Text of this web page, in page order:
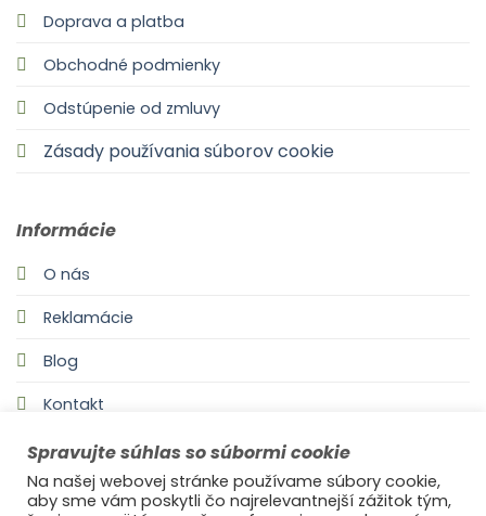
Doprava a platba
Obchodné podmienky
Odstúpenie od zmluvy
Zásady používania súborov cookie
Informácie
O nás
Reklamácie
Blog
Kontakt
Spravujte súhlas so súbormi cookie
Na našej webovej stránke používame súbory cookie,
aby sme vám poskytli čo najrelevantnejší zážitok tým,